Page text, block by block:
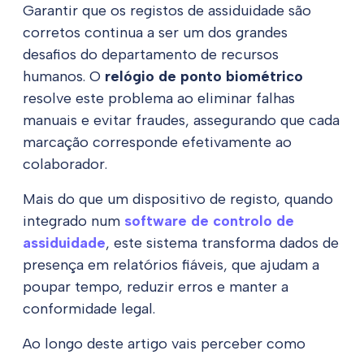
Garantir que os registos de assiduidade são
corretos continua a ser um dos grandes
desafios do departamento de recursos
humanos. O relógio de ponto biométrico
resolve este problema ao eliminar falhas
manuais e evitar fraudes, assegurando que cada
marcação corresponde efetivamente ao
colaborador.
Mais do que um dispositivo de registo, quando
integrado num software de controlo de
assiduidade, este sistema transforma dados de
presença em relatórios fiáveis, que ajudam a
poupar tempo, reduzir erros e manter a
conformidade legal.
Ao longo deste artigo vais perceber como